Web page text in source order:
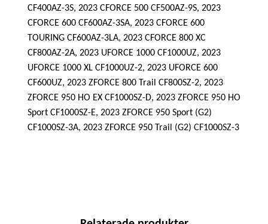
CF400AZ-3S, 2023 CFORCE 500 CF500AZ-9S, 2023
CFORCE 600 CF600AZ-3SA, 2023 CFORCE 600
TOURING CF600AZ-3LA, 2023 CFORCE 800 XC
CF800AZ-2A, 2023 UFORCE 1000 CF1000UZ, 2023
UFORCE 1000 XL CF1000UZ-2, 2023 UFORCE 600
CF600UZ, 2023 ZFORCE 800 Trail CF800SZ-2, 2023
ZFORCE 950 HO EX CF1000SZ-D, 2023 ZFORCE 950 HO
Sport CF1000SZ-E, 2023 ZFORCE 950 Sport (G2)
CF1000SZ-3A, 2023 ZFORCE 950 Trail (G2) CF1000SZ-3